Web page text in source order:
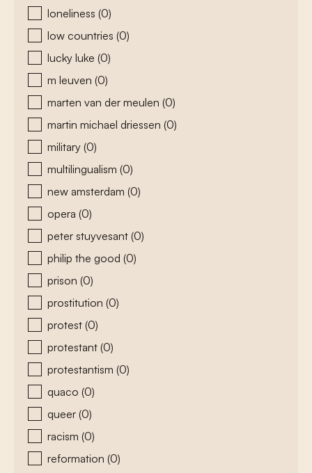
loneliness (0)
low countries (0)
lucky luke (0)
m leuven (0)
marten van der meulen (0)
martin michael driessen (0)
military (0)
multilingualism (0)
new amsterdam (0)
opera (0)
peter stuyvesant (0)
philip the good (0)
prison (0)
prostitution (0)
protest (0)
protestant (0)
protestantism (0)
quaco (0)
queer (0)
racism (0)
reformation (0)